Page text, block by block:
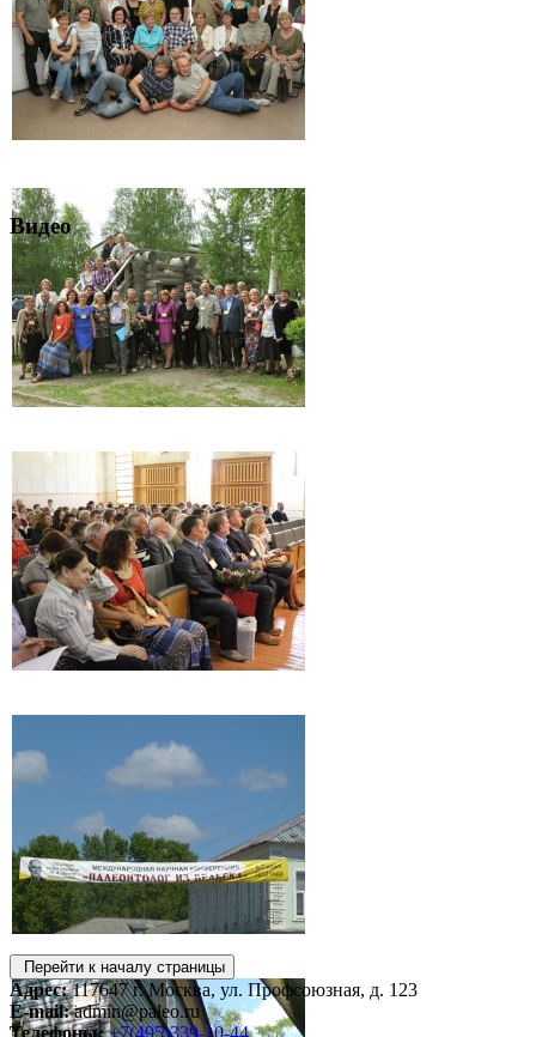
Видео
Перейти к началу страницы
Адрес:117647 г. Москва, ул. Профсоюзная, д. 123
E-mail:admin@paleo.ru
Телефоны: +7(495)339-10-44